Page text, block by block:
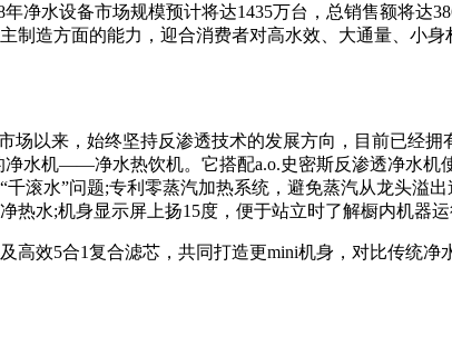
净水设备市场规模预计将达1435万台，总销售额将达
造方面的能力，迎合消费者对高水效、大通量、小
以来，始终坚持反渗透技术的发展方向，目前已经拥
水机——净水热饮机。它搭配a.o.史密斯反渗透净水机
滚水”问题;专利零蒸汽加热系统，避免蒸汽从龙头溢出
水;机身显示屏上扬15度，便于站立时了解橱内机器运
5合1复合滤芯，共同打造更mini机身，对比传统净